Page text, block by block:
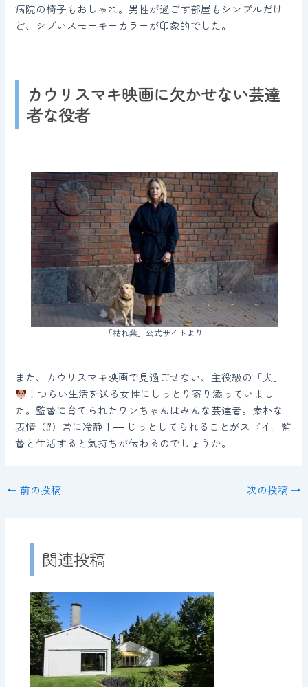
病院の椅子もおしゃれ。男性が過ごす部屋もシンプルだけ
ど、シブいスモーキーカラーが印象的でした。
カウリスマキ映画に欠かせない芸達
者な役者
「枯れ葉」公式サイトより
また、カウリスマキ映画で見過ごせない、主役級の「犬」
！つらい生活を送る女性にしっとり寄り添っていまし
た。監督に育てられたワンちゃんはみんな芸達者。素朴な
表情（⁉）常に冷静！― じっとしてられることがスゴイ。監
督と生活すると気持ちが伝わるのでしょうか。
← 前の投稿 次の投稿 →
関連投稿